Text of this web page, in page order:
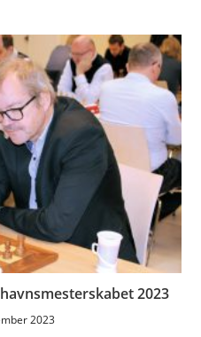
2023
2023